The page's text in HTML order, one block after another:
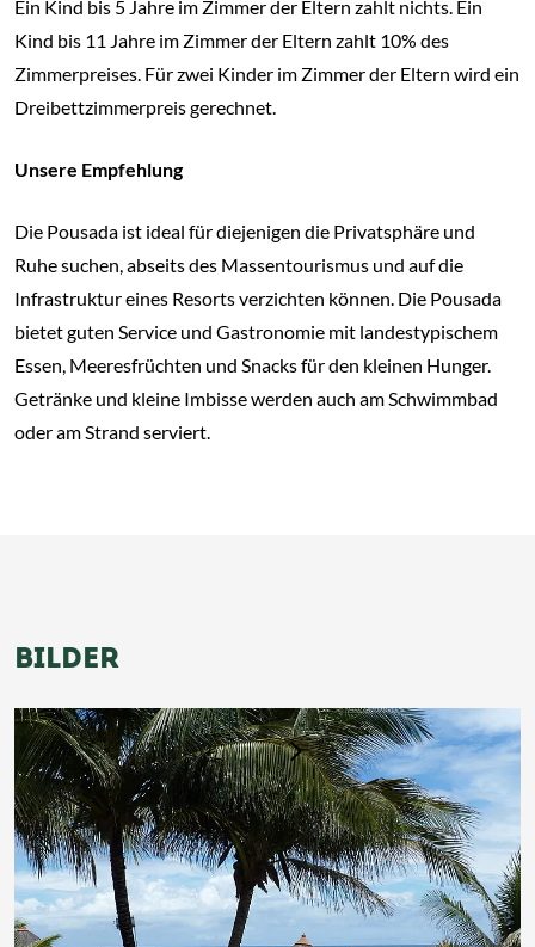
Ein Kind bis 5 Jahre im Zimmer der Eltern zahlt nichts. Ein
Kind bis 11 Jahre im Zimmer der Eltern zahlt 10% des
Zimmerpreises. Für zwei Kinder im Zimmer der Eltern wird ein
Dreibettzimmerpreis gerechnet.
Unsere Empfehlung
Die Pousada ist ideal für diejenigen die Privatsphäre und
Ruhe suchen, abseits des Massentourismus und auf die
Infrastruktur eines Resorts verzichten können. Die Pousada
bietet guten Service und Gastronomie mit landestypischem
Essen, Meeresfrüchten und Snacks für den kleinen Hunger.
Getränke und kleine Imbisse werden auch am Schwimmbad
oder am Strand serviert.
BILDER